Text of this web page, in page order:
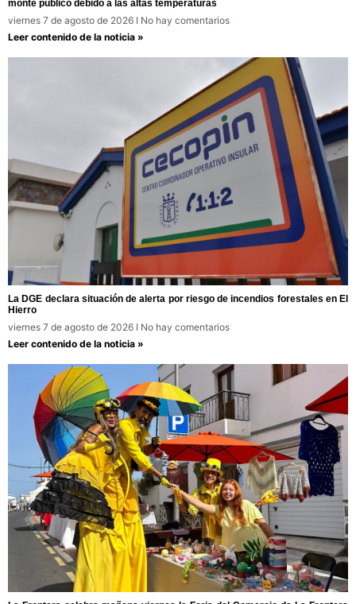
monte público debido a las altas temperaturas
viernes 7 de agosto de 2026
No hay comentarios
Leer contenido de la noticia »
La DGE declara situación de alerta por riesgo de incendios forestales en El
Hierro
viernes 7 de agosto de 2026
No hay comentarios
Leer contenido de la noticia »